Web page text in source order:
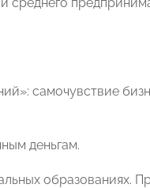
самочувствие
деньгам.
образованиях.